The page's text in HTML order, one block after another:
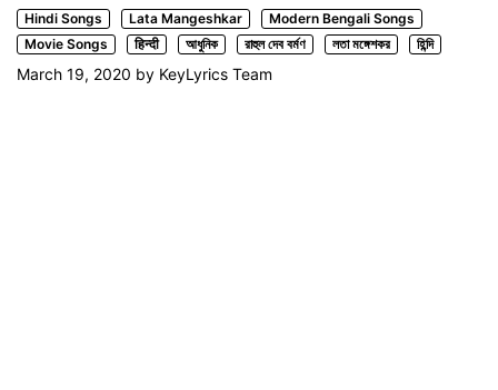
Hindi Songs Lata Mangeshkar
Modern Bengali Songs
Movie Songs
हिन्दी আধুনিক রাহুল দেব বর্মণ লতা মঙ্গেশকর হিন্দি
March 19, 2020 by KeyLyrics Team